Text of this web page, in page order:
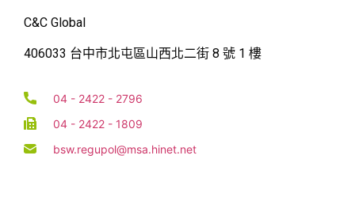
C&C Global
406033 台中市北屯區山西北二街 8 號 1 樓
04 - 2422 - 2796
04 - 2422 - 1809
bsw.regupol@msa.hinet.net